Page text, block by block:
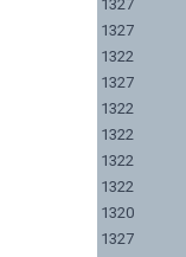
1327
1327
1322
1327
1322
1322
1322
1322
1320
1327